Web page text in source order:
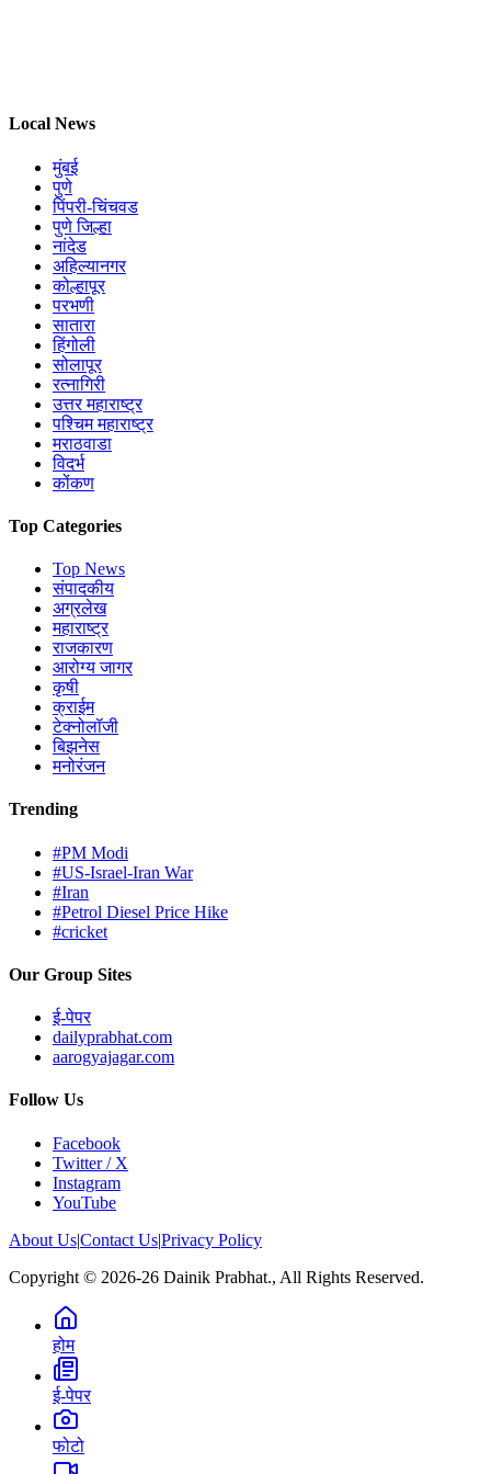
Local News
मुंबई
पुणे
पिंपरी-चिंचवड
पुणे जिल्हा
नांदेड
अहिल्यानगर
कोल्हापूर
परभणी
सातारा
हिंगोली
सोलापूर
रत्नागिरी
उत्तर महाराष्ट्र
पश्चिम महाराष्ट्र
मराठवाडा
विदर्भ
कोंकण
Top Categories
Top News
संपादकीय
अग्रलेख
महाराष्ट्र
राजकारण
आरोग्य जागर
कृषी
क्राईम
टेक्नोलॉजी
बिझनेस
मनोरंजन
Trending
#PM Modi
#US-Israel-Iran War
#Iran
#Petrol Diesel Price Hike
#cricket
Our Group Sites
ई-पेपर
dailyprabhat.com
aarogyajagar.com
Follow Us
Facebook
Twitter / X
Instagram
YouTube
About Us|Contact Us|Privacy Policy
Copyright © 2026-26 Dainik Prabhat., All Rights Reserved.
होम
ई-पेपर
फोटो